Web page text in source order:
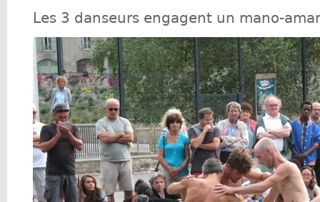
Les 3 danseurs engagent un mano-